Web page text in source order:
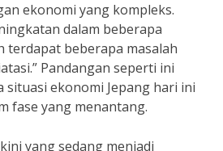
ekonomi yang kompleks.
dalam beberapa
terdapat beberapa masalah
Pandangan seperti ini
situasi ekonomi Jepang hari ini
fase yang menantang.
yang sedang menjadi